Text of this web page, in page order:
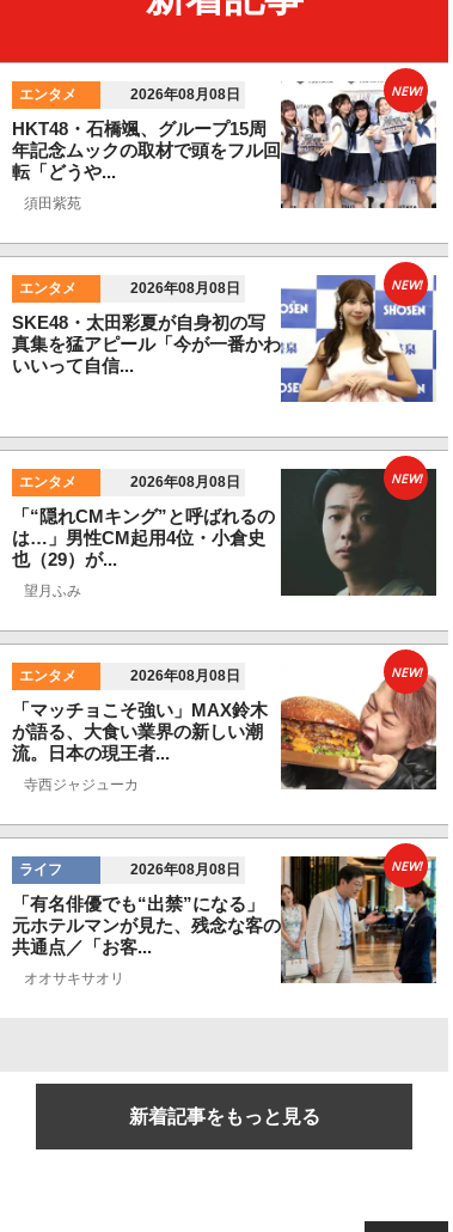
エンタメ 2026年08月08日
HKT48・石橋颯、グループ15周
年記念ムックの取材で頭をフル回
転「どうや...
須田紫苑
NEW!
エンタメ 2026年08月08日
SKE48・太田彩夏が自身初の写
真集を猛アピール「今が一番かわ
いいって自信...
NEW!
エンタメ 2026年08月08日
「“隠れCMキング”と呼ばれるの
は…」男性CM起用4位・小倉史
也（29）が...
望月ふみ
NEW!
エンタメ 2026年08月08日
「マッチョこそ強い」MAX鈴木
が語る、大食い業界の新しい潮
流。日本の現王者...
寺西ジャジューカ
NEW!
ライフ 2026年08月08日
「有名俳優でも“出禁”になる」
元ホテルマンが見た、残念な客の
共通点／「お客...
オオサキサオリ
NEW!
新着記事をもっと見る